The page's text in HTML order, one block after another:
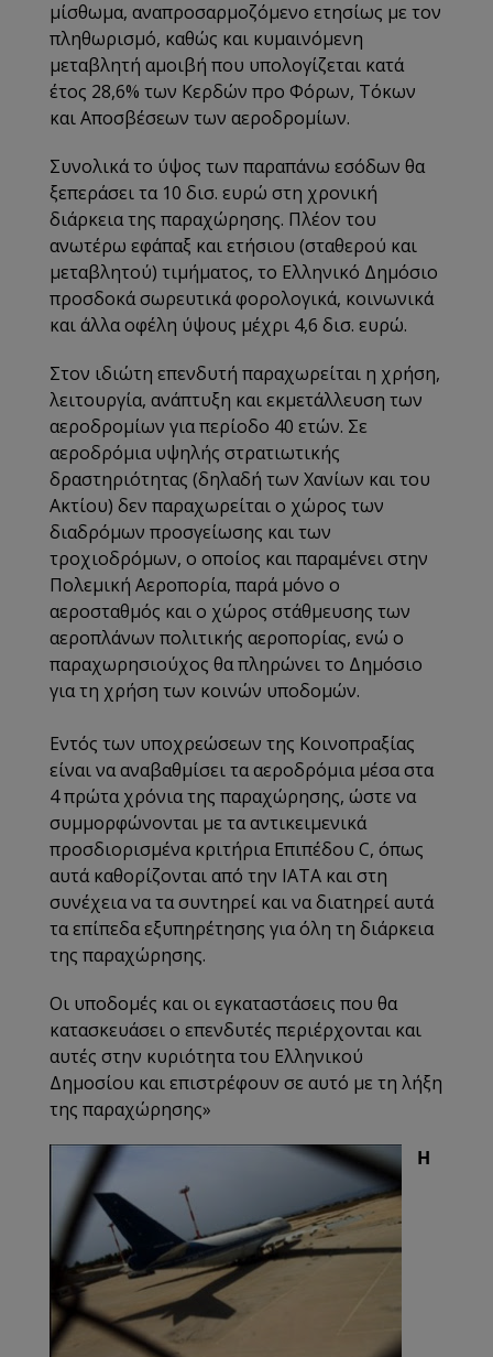
μίσθωμα, αναπροσαρμοζόμενο ετησίως με τον
πληθωρισμό, καθώς και κυμαινόμενη
μεταβλητή αμοιβή που υπολογίζεται κατά
έτος 28,6% των Κερδών προ Φόρων, Τόκων
και Αποσβέσεων των αεροδρομίων.
Συνολικά το ύψος των παραπάνω εσόδων θα
ξεπεράσει τα 10 δισ. ευρώ στη χρονική
διάρκεια της παραχώρησης. Πλέον του
ανωτέρω εφάπαξ και ετήσιου (σταθερού και
μεταβλητού) τιμήματος, το Ελληνικό Δημόσιο
προσδοκά σωρευτικά φορολογικά, κοινωνικά
και άλλα οφέλη ύψους μέχρι 4,6 δισ. ευρώ.
Στον ιδιώτη επενδυτή παραχωρείται η χρήση,
λειτουργία, ανάπτυξη και εκμετάλλευση των
αεροδρομίων για περίοδο 40 ετών. Σε
αεροδρόμια υψηλής στρατιωτικής
δραστηριότητας (δηλαδή των Χανίων και του
Ακτίου) δεν παραχωρείται ο χώρος των
διαδρόμων προσγείωσης και των
τροχιοδρόμων, ο οποίος και παραμένει στην
Πολεμική Αεροπορία, παρά μόνο ο
αεροσταθμός και ο χώρος στάθμευσης των
αεροπλάνων πολιτικής αεροπορίας, ενώ ο
παραχωρησιούχος θα πληρώνει το Δημόσιο
για τη χρήση των κοινών υποδομών.
Εντός των υποχρεώσεων της Κοινοπραξίας
είναι να αναβαθμίσει τα αεροδρόμια μέσα στα
4 πρώτα χρόνια της παραχώρησης, ώστε να
συμμορφώνονται με τα αντικειμενικά
προσδιορισμένα κριτήρια Επιπέδου C, όπως
αυτά καθορίζονται από την ΙΑΤΑ και στη
συνέχεια να τα συντηρεί και να διατηρεί αυτά
τα επίπεδα εξυπηρέτησης για όλη τη διάρκεια
της παραχώρησης.
Οι υποδομές και οι εγκαταστάσεις που θα
κατασκευάσει ο επενδυτές περιέρχονται και
αυτές στην κυριότητα του Ελληνικού
Δημοσίου και επιστρέφουν σε αυτό με τη λήξη
της παραχώρησης»
Η